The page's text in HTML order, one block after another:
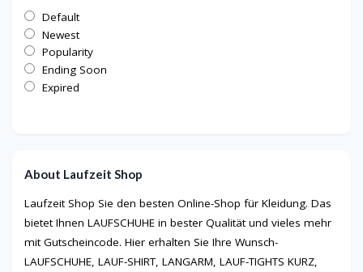
Default
Newest
Popularity
Ending Soon
Expired
About Laufzeit Shop
Laufzeit Shop Sie den besten Online-Shop für Kleidung. Das
bietet Ihnen LAUFSCHUHE in bester Qualität und vieles mehr
mit Gutscheincode. Hier erhalten Sie Ihre Wunsch-
LAUFSCHUHE, LAUF-SHIRT, LANGARM, LAUF-TIGHTS KURZ,